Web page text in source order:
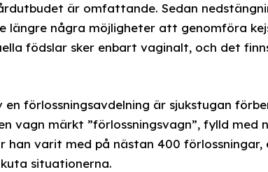
är omfattande. Sedan
längre några möjligheter att genomföra
födslar sker enbart vaginalt, och det
en förlossningsavdelning är sjukstugan
vagn märkt ”förlossningsvagn”, fylld med
han varit med på nästan 400
situationerna.